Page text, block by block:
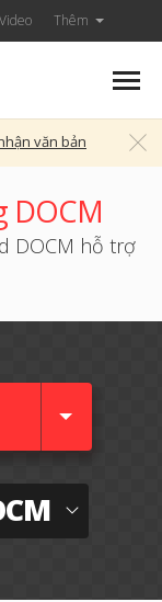
Thêm
văn bản
DOCM
DOCM hỗ trợ